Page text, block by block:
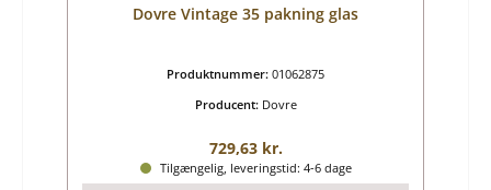
Dovre Vintage 35 pakning glas
Produktnummer: 01062875
Producent: Dovre
Almindelig pris:
729,63 kr.
Tilgængelig, leveringstid: 4-6 dage